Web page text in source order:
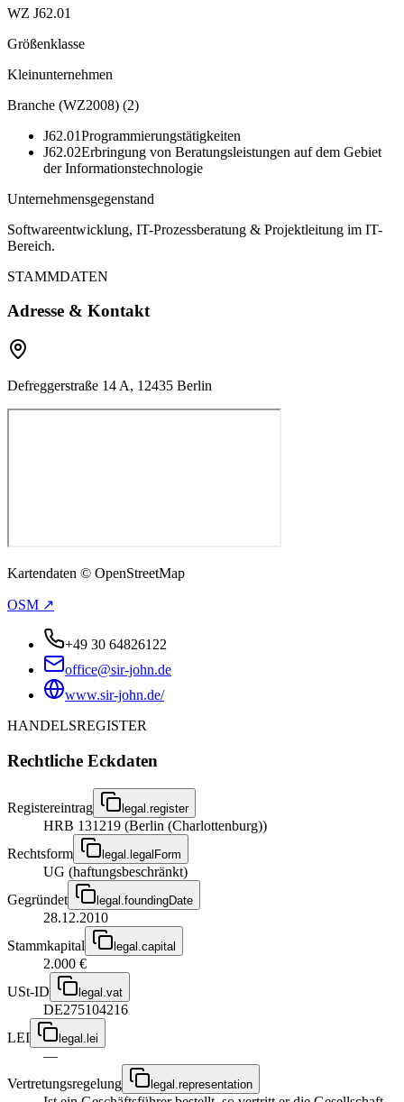
WZ J62.01
Größenklasse
Kleinunternehmen
Branche (WZ2008) (2)
J62.01Programmierungstätigkeiten
J62.02Erbringung von Beratungsleistungen auf dem Gebiet
der Informationstechnologie
Unternehmensgegenstand
Softwareentwicklung, IT-Prozessberatung & Projektleitung im IT-
Bereich.
STAMMDATEN
Adresse & Kontakt
Defreggerstraße 14 A, 12435 Berlin
Kartendaten © OpenStreetMap
OSM ↗
+49 30 64826122
office@sir-john.de
www.sir-john.de/
HANDELSREGISTER
Rechtliche Eckdaten
Registereintrag legal.register
HRB 131219 (Berlin (Charlottenburg))
Rechtsform
legal.legalForm
UG (haftungsbeschränkt)
Gegründet
legal.foundingDate
28.12.2010
Stammkapital
legal.capital
2.000 €
USt-ID
legal.vat
DE275104216
LEI
legal.lei
—
Vertretungsregelung
legal.representation